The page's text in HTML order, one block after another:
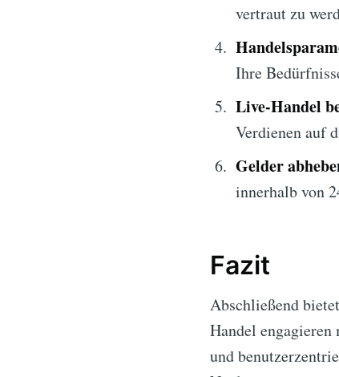
vertraut zu
Ihre
Live-Handel
Verdienen auf
Gelder
innerhalb von
Fazit
Abschließend bietet
Handel
und